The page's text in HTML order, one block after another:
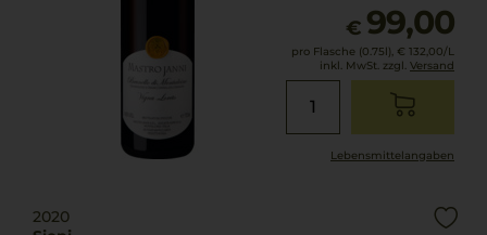
€ 99,00
pro Flasche (0.75l), € 132,00/L
inkl. MwSt. zzgl. Versand
Lebensmittel­angaben
2020